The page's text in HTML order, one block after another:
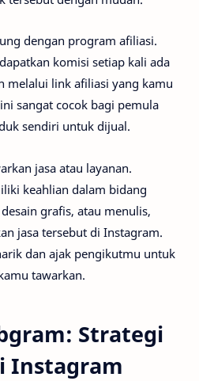
dengan program afiliasi.
komisi setiap kali ada
melalui link afiliasi yang kamu
sangat cocok bagi pemula
sendiri untuk dijual.
jasa atau layanan.
keahlian dalam bidang
grafis, atau menulis,
jasa tersebut di Instagram.
dan ajak pengikutmu untuk
tawarkan.
Strategi
Instagram